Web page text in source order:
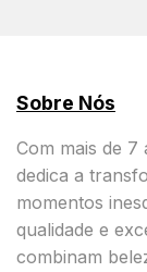
Sobre Nós
Com mais de 7
dedica a
momentos
qualidade e
combinam